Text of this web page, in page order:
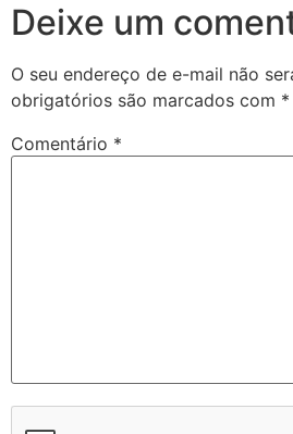
Deixe um
O seu endereço de e-mail não
obrigatórios são marcados com *
Comentário *